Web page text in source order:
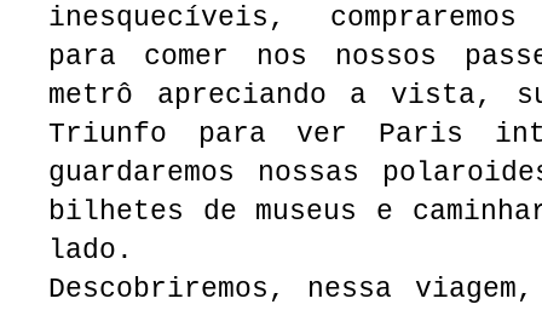
inesquecíveis,
para comer nos nossos
metrô apreciando a vista,
Triunfo para ver Paris
guardaremos nossas
bilhetes de museus e
lado.
Descobriremos, nessa